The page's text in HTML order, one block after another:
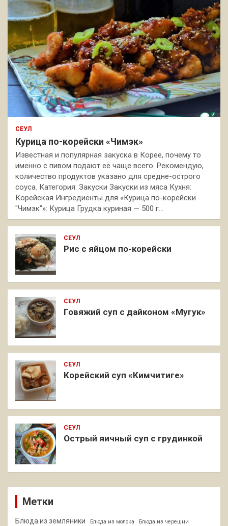
СЕУЛ
Курица по-корейски «Чимэк»
Известная и популярная закуска в Корее, почему то
именно с пивом подают её чаще всего. Рекомендую,
количество продуктов указано для средне-острого
соуса. Категория: Закуски Закуски из мяса Кухня:
Корейская Ингредиенты для «Курица по-корейски
"Чимэк"»: Курица Грудка куриная — 500 г…
СЕУЛ
Рис с яйцом по-корейски
СЕУЛ
Говяжий суп с дайконом «Мугук»
СЕУЛ
Корейский суп «Кимчитиге»
СЕУЛ
Острый яичный суп с грудинкой
Метки
Блюда из земляники Блюда из молока Блюда из черешни